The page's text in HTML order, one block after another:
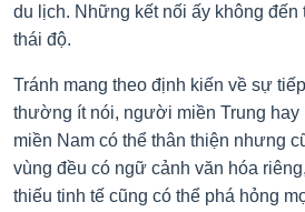
du lịch. Những kết nối ấy không
thái độ.
Tránh mang theo định kiến về sự
thường ít nói, người miền Trung
miền Nam có thể thân thiện nhưng
vùng đều có ngữ cảnh văn hóa
thiếu tinh tế cũng có thể phá hỏng